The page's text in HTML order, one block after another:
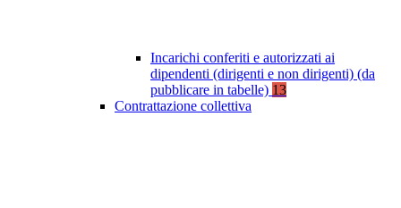
Incarichi conferiti e autorizzati ai
dipendenti (dirigenti e non dirigenti) (da
pubblicare in tabelle) 13
Contrattazione collettiva